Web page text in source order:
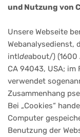
und Nutzung von
Unsere Webseite
Webanalysedienst,
intldeabout/) (1600
CA 94043, USA; im
verwendet
Zusammenhang
Bei „Cookies“
Computer
Benutzung der